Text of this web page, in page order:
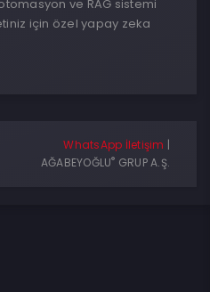
ve RAG sistemi
için özel yapay zeka
WhatsApp İletişim |
AĞABEYOĞLU® GRUP A.Ş.